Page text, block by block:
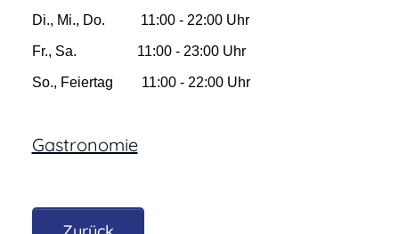
Di., Mi., Do. 11:00 - 22:00 Uhr
Fr., Sa. 11:00 - 23:00 Uhr
So., Feiertag 11:00 - 22:00 Uhr
Gastronomie